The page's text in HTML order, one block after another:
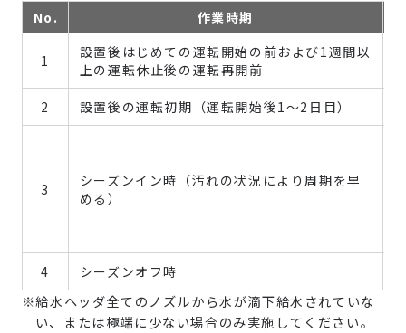
No. 作業時期
1
設置後はじめての運転開始の前および1週間以
上の運転休止後の運転再開前
2 設置後の運転初期（運転開始後1～2日目）
3
シーズンイン時（汚れの状況により周期を早
める）
4 シーズンオフ時
※給水ヘッダ全てのノズルから水が滴下給水されていな
い、または極端に少ない場合のみ実施してください。